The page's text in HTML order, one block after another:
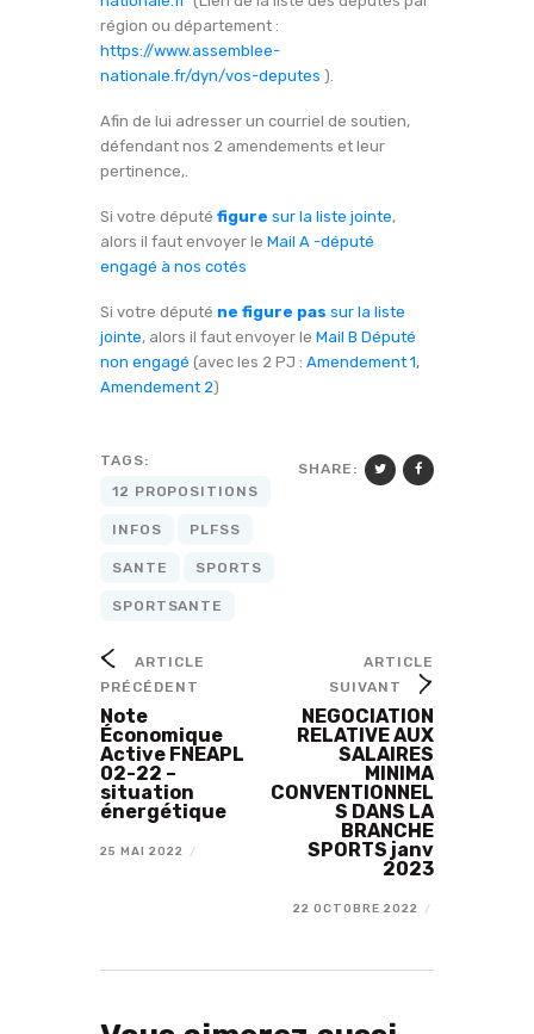
région ou département :
https://www.assemblee-
nationale.fr/dyn/vos-deputes ).
Afin de lui adresser un courriel de soutien,
défendant nos 2 amendements et leur
pertinence,.
Si votre député figure sur la liste jointe,
alors il faut envoyer le Mail A -député
engagé à nos cotés
Si votre député ne figure pas sur la liste
jointe, alors il faut envoyer le Mail B Député
non engagé (avec les 2 PJ : Amendement 1,
Amendement 2)
TAGS:
12 PROPOSITIONS
INFOS PLFSS
SANTE SPORTS
SPORTSANTE
SHARE:
ARTICLE
PRÉCÉDENT
Note
Économique
Active FNEAPL
02-22 –
situation
énergétique
25 MAI 2022 /
ARTICLE
SUIVANT
NEGOCIATION
RELATIVE AUX
SALAIRES
MINIMA
CONVENTIONNEL
S DANS LA
BRANCHE
SPORTS janv
2023
22 OCTOBRE 2022 /